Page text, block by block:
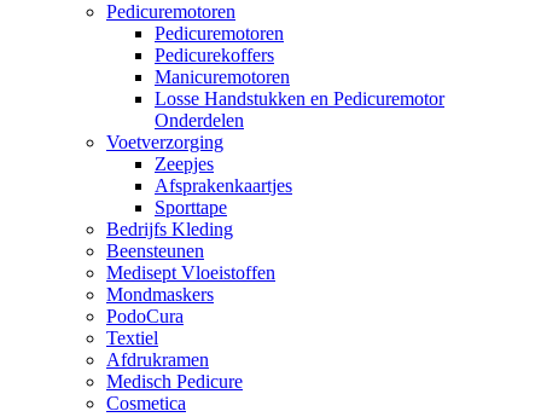
Pedicuremotoren
Pedicuremotoren
Pedicurekoffers
Manicuremotoren
Losse Handstukken en Pedicuremotor
Onderdelen
Voetverzorging
Zeepjes
Afsprakenkaartjes
Sporttape
Bedrijfs Kleding
Beensteunen
Medisept Vloeistoffen
Mondmaskers
PodoCura
Textiel
Afdrukramen
Medisch Pedicure
Cosmetica